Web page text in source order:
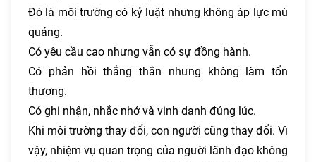
Đó là môi trường có kỷ luật nhưng không áp lực mù
quáng.
Có yêu cầu cao nhưng vẫn có sự đồng hành.
Có phản hồi thẳng thắn nhưng không làm tổn
thương.
Có ghi nhận, nhắc nhở và vinh danh đúng lúc.
Khi môi trường thay đổi, con người cũng thay đổi. Vì
vậy, nhiệm vụ quan trọng của người lãnh đạo không